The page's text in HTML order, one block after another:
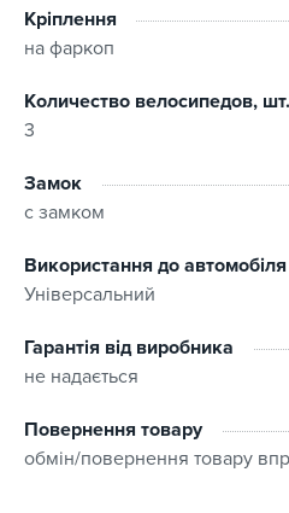
Кріплення
на фаркоп
Количество велосипедов, шт.
3
Замок
с замком
Використання до автомобіля
Універсальний
Гарантія від виробника
не надається
Повернення товару
обмін/повернення товару